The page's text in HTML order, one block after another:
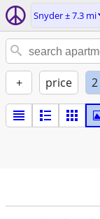
Snyder ± 7.3 mi
+ price